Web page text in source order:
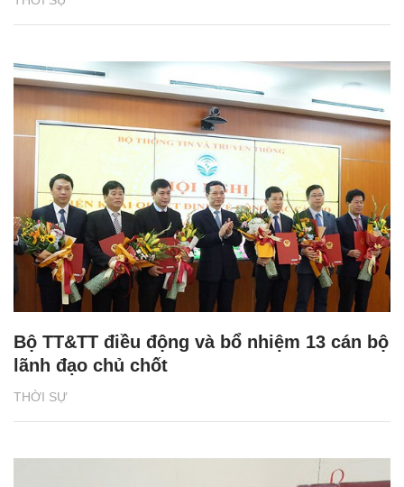
THỜI SỰ
Bộ TT&TT điều động và bổ nhiệm 13 cán bộ
lãnh đạo chủ chốt